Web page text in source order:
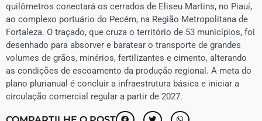
quilômetros conectará os cerrados de Eliseu Martins, no Piauí,
ao complexo portuário do Pecém, na Região Metropolitana de
Fortaleza. O traçado, que cruza o território de 53 municípios, foi
desenhado para absorver e baratear o transporte de grandes
volumes de grãos, minérios, fertilizantes e cimento, alterando
as condições de escoamento da produção regional. A meta do
plano plurianual é concluir a infraestrutura básica e iniciar a
circulação comercial regular a partir de 2027.